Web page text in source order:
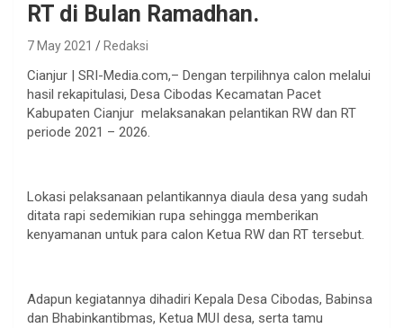
RT di Bulan Ramadhan.
7 May 2021 Redaksi
Cianjur | SRI-Media.com,– Dengan terpilihnya calon melalui
hasil rekapitulasi, Desa Cibodas Kecamatan Pacet
Kabupaten Cianjur melaksanakan pelantikan RW dan RT
periode 2021 – 2026.
Lokasi pelaksanaan pelantikannya diaula desa yang sudah
ditata rapi sedemikian rupa sehingga memberikan
kenyamanan untuk para calon Ketua RW dan RT tersebut.
Adapun kegiatannya dihadiri Kepala Desa Cibodas, Babinsa
dan Bhabinkantibmas, Ketua MUI desa, serta tamu